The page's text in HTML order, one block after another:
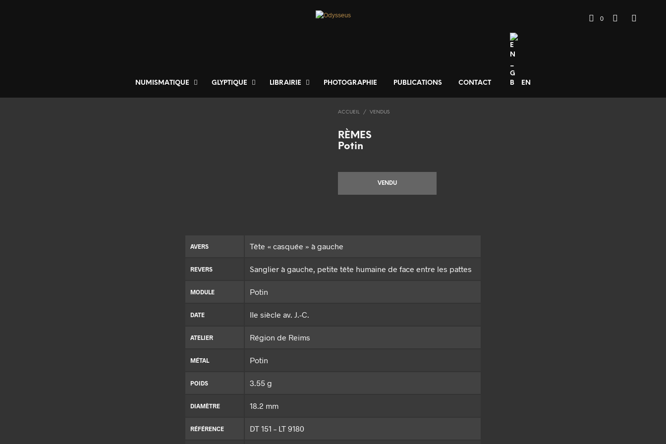
NUMISMATIQUE GLYPTIQUE LIBRAIRIE PHOTOGRAPHIE PUBLICATIONS CONTACT EN
0
ACCUEIL / VENDUS
RÈMES
Potin
VENDU
AVERS Tête « casquée » à gauche
REVERS Sanglier à gauche, petite tête humaine de face entre les pattes
MODULE Potin
DATE IIe siècle av. J.-C.
ATELIER Région de Reims
MÉTAL Potin
POIDS 3.55 g
DIAMÈTRE 18.2 mm
RÉFÉRENCE DT 151 – LT 9180